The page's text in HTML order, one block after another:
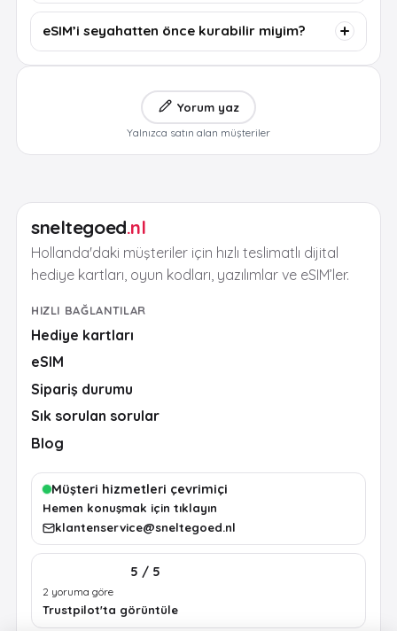
eSIM’i seyahatten önce kurabilir miyim?
Yorum yaz
Yalnızca satın alan müşteriler
sneltegoed.nl
Hollanda'daki müşteriler için hızlı teslimatlı dijital
hediye kartları, oyun kodları, yazılımlar ve eSIM’ler.
HIZLI BAĞLANTILAR
Hediye kartları
eSIM
Sipariş durumu
Sık sorulan sorular
Blog
Müşteri hizmetleri çevrimiçi
Hemen konuşmak için tıklayın
klantenservice@sneltegoed.nl
5 / 5
2 yoruma göre
Trustpilot'ta görüntüle